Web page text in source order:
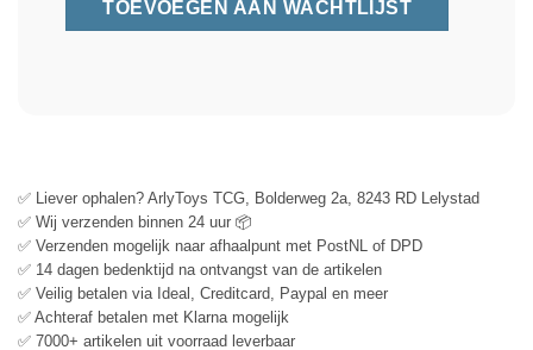
✅ Liever ophalen? ArlyToys TCG, Bolderweg 2a, 8243 RD Lelystad
✅ Wij verzenden binnen 24 uur 📦
✅ Verzenden mogelijk naar afhaalpunt met PostNL of DPD
✅ 14 dagen bedenktijd na ontvangst van de artikelen
✅ Veilig betalen via Ideal, Creditcard, Paypal en meer
✅ Achteraf betalen met Klarna mogelijk
✅ 7000+ artikelen uit voorraad leverbaar